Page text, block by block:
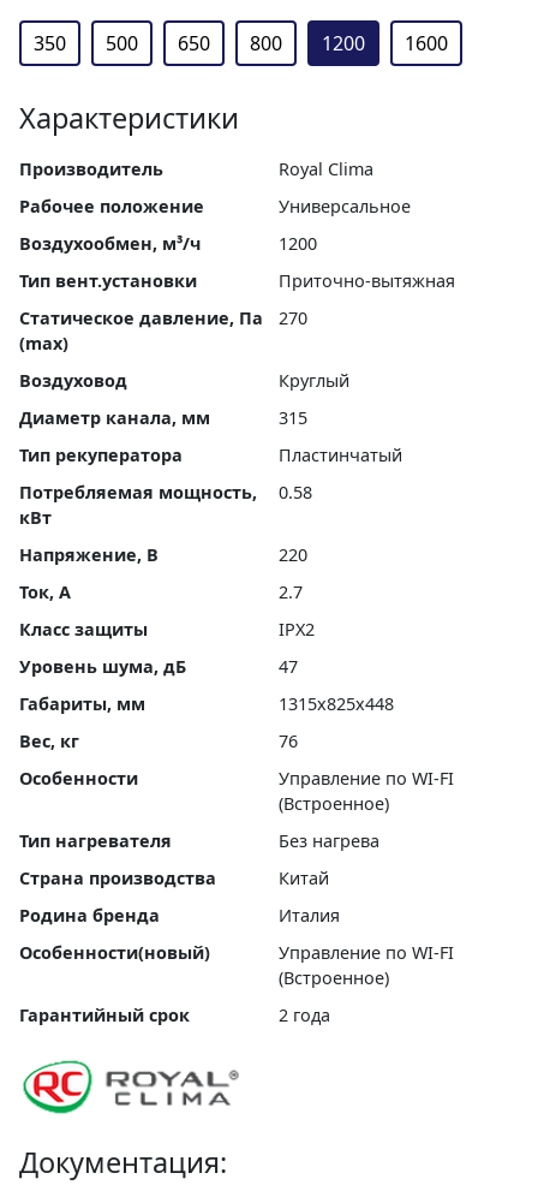
350 500 650 800 1200 1600
Характеристики
Производитель
Royal Clima
Рабочее положение
Универсальное
Воздухообмен, м³/ч
1200
Тип вент.установки
Приточно-вытяжная
Статическое давление, Па
(max)
270
Воздуховод
Круглый
Диаметр канала, мм
315
Тип рекуператора
Пластинчатый
Потребляемая мощность,
кВт
0.58
Напряжение, В
220
Ток, А
2.7
Класс защиты
IPX2
Уровень шума, дБ
47
Габариты, мм
1315x825x448
Вес, кг
76
Особенности
Управление по WI-FI
(Встроенное)
Тип нагревателя
Без нагрева
Страна производства
Китай
Родина бренда
Италия
Особенности(новый)
Управление по WI-FI
(Встроенное)
Гарантийный срок
2 года
Документация: